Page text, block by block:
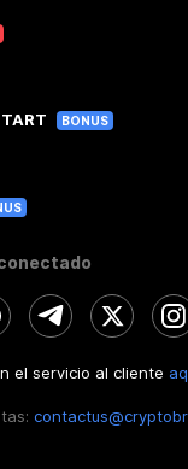
BONUS
el servicio al cliente